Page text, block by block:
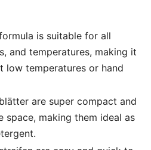
is suitable for all
and temperatures, making it
low temperatures or hand
are super compact and
space, making them ideal as